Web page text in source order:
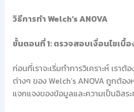
วิธีการทำ Welch’s ANOVA
ขั้นตอนที่ 1: ตรวจสอบเงื่อนไขเบื้
ก่อนที่เราจะเริ่มทำการวิเคราะห์ เราต้
ต่างๆ ของ Welch’s ANOVA ถูกต้อง
แจกแจงของข้อมูลและความเป็นอิสร